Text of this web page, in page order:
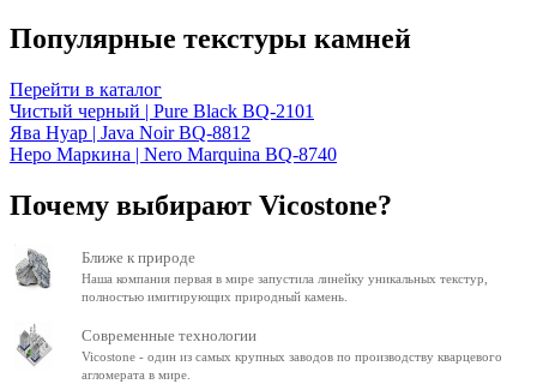
Популярные текстуры камней
Перейти в каталог
Чистый черный | Pure Black BQ-2101
Ява Нуар | Java Noir BQ-8812
Неро Маркина | Nero Marquina BQ-8740
Почему выбирают Vicostone?
Ближе к природе
Наша компания первая в мире запустила линейку уникальных текстур,
полностью имитирующих природный камень.
Современные технологии
Vicostone - один из самых крупных заводов по производству кварцевого
агломерата в мире.